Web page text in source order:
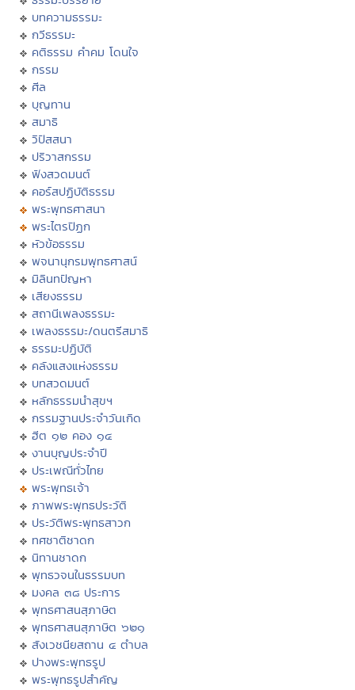
บทความธรรมะ
กวีธรรมะ
คติธรรม คำคม โดนใจ
กรรม
ศีล
บุญทาน
สมาธิ
วิปัสสนา
ปริวาสกรรม
ฟังสวดมนต์
คอร์สปฏิบัติธรรม
พระพุทธศาสนา
พระไตรปิฏก
หัวข้อธรรม
พจนานุกรมพุทธศาสน์
มิลินทปัญหา
เสียงธรรม
สถานีเพลงธรรมะ
เพลงธรรมะ/ดนตรีสมาธิ
ธรรมะปฏิบัติ
คลังแสงแห่งธรรม
บทสวดมนต์
หลักธรรมนำสุขฯ
กรรมฐานประจำวันเกิด
ฮีต ๑๒ คอง ๑๔
งานบุญประจำปี
ประเพณีทั่วไทย
พระพุทธเจ้า
ภาพพระพุทธประวัติ
ประวัติพระพุทธสาวก
ทศชาติชาดก
นิทานชาดก
พุทธวจนในธรรมบท
มงคล ๓๘ ประการ
พุทธศาสนสุภาษิต
พุทธศาสนสุภาษิต ๖๒๑
สังเวชนียสถาน ๔ ตำบล
ปางพระพุทธรูป
พระพุทธรูปสำคัญ